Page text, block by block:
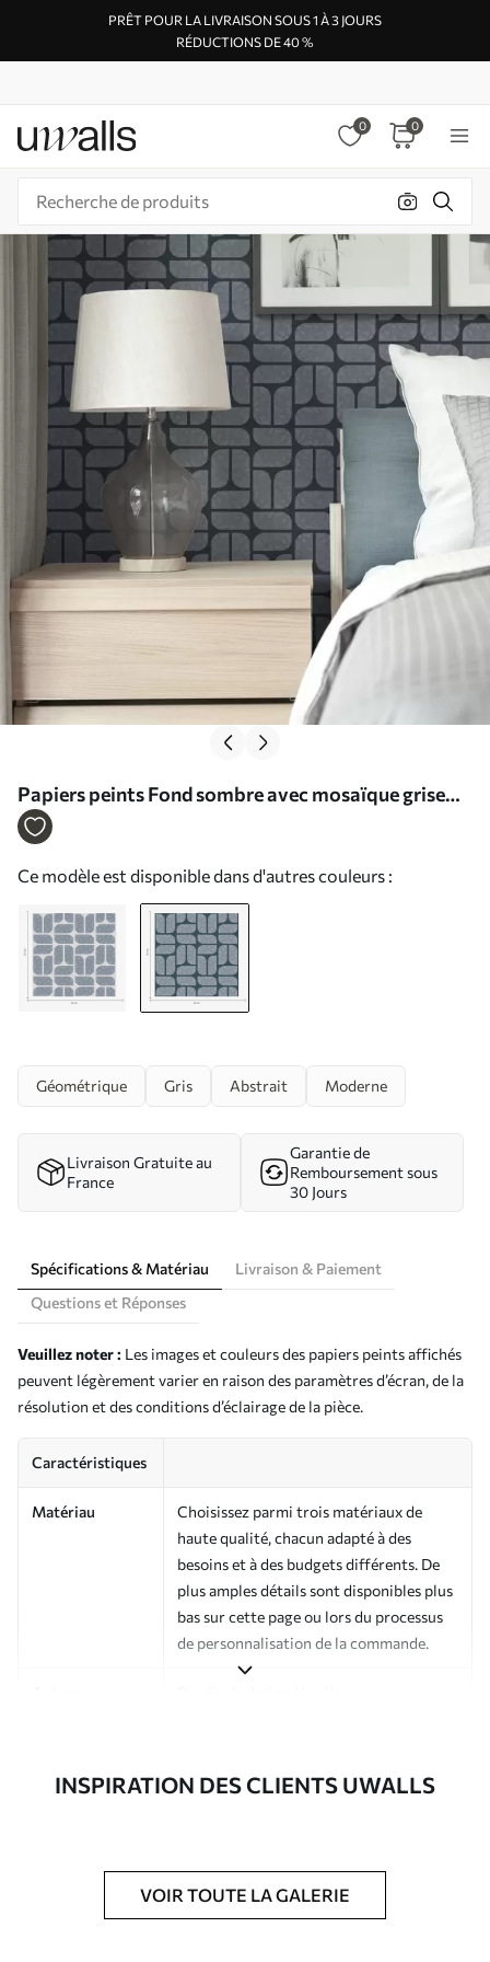
PRÊT POUR LA LIVRAISON SOUS 1 À 3 JOURS
RÉDUCTIONS DE 40 %
0 0
Papiers peints Fond sombre avec mosaïque grise
composée de modules arrondis Nr. a01069v1
Ce modèle est disponible dans d'autres couleurs :
Géométrique Gris Abstrait Moderne
Livraison Gratuite au
France
Garantie de
Remboursement sous
30 Jours
Spécifications & Matériau
Livraison & Paiement
Questions et Réponses
Veuillez noter : Les images et couleurs des papiers peints affichés
peuvent légèrement varier en raison des paramètres d’écran, de la
résolution et des conditions d’éclairage de la pièce.
Caractéristiques
Matériau
Choisissez parmi trois matériaux de
haute qualité, chacun adapté à des
besoins et à des budgets différents. De
plus amples détails sont disponibles plus
bas sur cette page ou lors du processus
de personnalisation de la commande.
Finition Semi-mate
Vernis protecteur et/ou colle pour
INSPIRATION DES CLIENTS UWALLS
VOIR TOUTE LA GALERIE